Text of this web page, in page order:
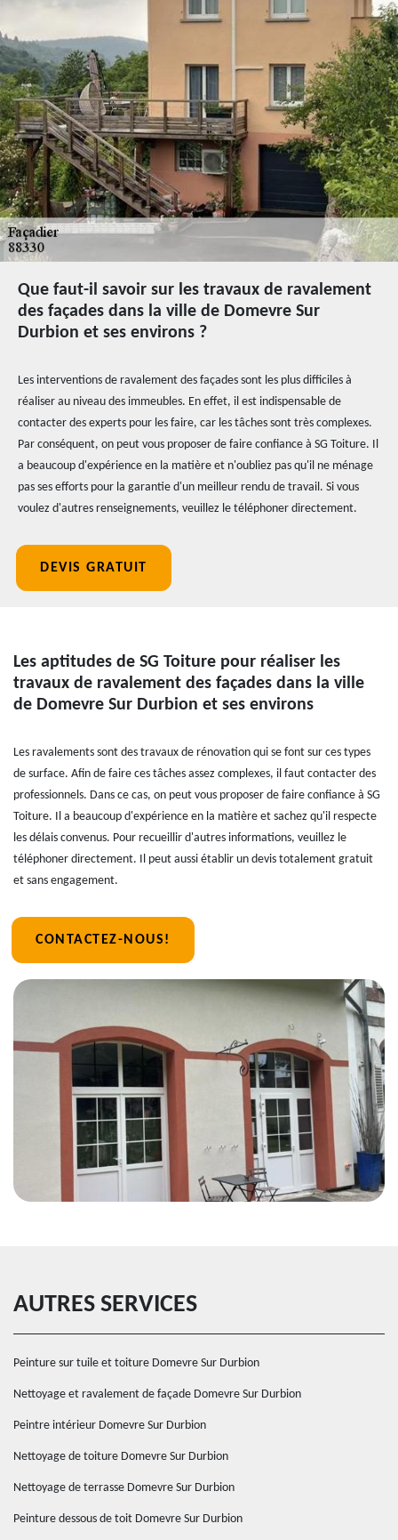
Que faut-il savoir sur les travaux de ravalement
des façades dans la ville de Domevre Sur
Durbion et ses environs ?
Les interventions de ravalement des façades sont les plus difficiles à
réaliser au niveau des immeubles. En effet, il est indispensable de
contacter des experts pour les faire, car les tâches sont très complexes.
Par conséquent, on peut vous proposer de faire confiance à SG Toiture. Il
a beaucoup d'expérience en la matière et n'oubliez pas qu'il ne ménage
pas ses efforts pour la garantie d'un meilleur rendu de travail. Si vous
voulez d'autres renseignements, veuillez le téléphoner directement.
DEVIS GRATUIT
Les aptitudes de SG Toiture pour réaliser les
travaux de ravalement des façades dans la ville
de Domevre Sur Durbion et ses environs
Les ravalements sont des travaux de rénovation qui se font sur ces types
de surface. Afin de faire ces tâches assez complexes, il faut contacter des
professionnels. Dans ce cas, on peut vous proposer de faire confiance à SG
Toiture. Il a beaucoup d'expérience en la matière et sachez qu'il respecte
les délais convenus. Pour recueillir d'autres informations, veuillez le
téléphoner directement. Il peut aussi établir un devis totalement gratuit
et sans engagement.
CONTACTEZ-NOUS!
AUTRES SERVICES
Peinture sur tuile et toiture Domevre Sur Durbion
Nettoyage et ravalement de façade Domevre Sur Durbion
Peintre intérieur Domevre Sur Durbion
Nettoyage de toiture Domevre Sur Durbion
Nettoyage de terrasse Domevre Sur Durbion
Peinture dessous de toit Domevre Sur Durbion